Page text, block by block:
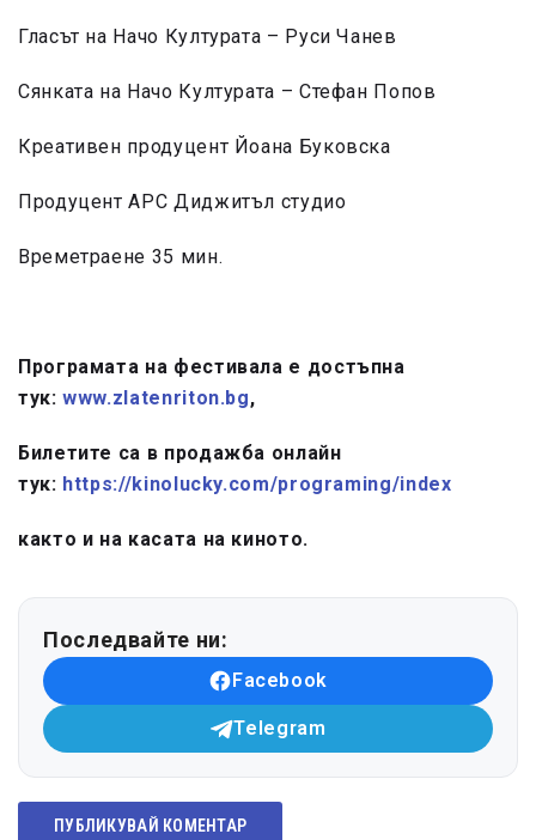
Гласът на Начо Културата – Руси Чанев
Сянката на Начо Културата – Стефан Попов
Креативен продуцент Йоана Буковска
Продуцент АРС Диджитъл студио
Времетраене 35 мин.
Програмата на фестивала е достъпна
тук:www.zlatenriton.bg,
Билетите са в продажба онлайн
тук: https://kinolucky.com/programing/index
както и на касата на киното.
Последвайте ни:
Facebook
Telegram
ПУБЛИКУВАЙ КОМЕНТАР